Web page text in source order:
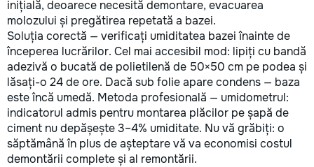
inițială, deoarece necesită demontare, evacuarea
molozului și pregătirea repetată a bazei.
Soluția corectă — verificați umiditatea bazei înainte de
începerea lucrărilor. Cel mai accesibil mod: lipiți cu bandă
adezivă o bucată de polietilenă de 50×50 cm pe podea și
lăsați-o 24 de ore. Dacă sub folie apare condens — baza
este încă umedă. Metoda profesională — umidometrul:
indicatorul admis pentru montarea plăcilor pe șapă de
ciment nu depășește 3–4% umiditate. Nu vă grăbiți: o
săptămână în plus de așteptare vă va economisi costul
demontării complete și al remontării.